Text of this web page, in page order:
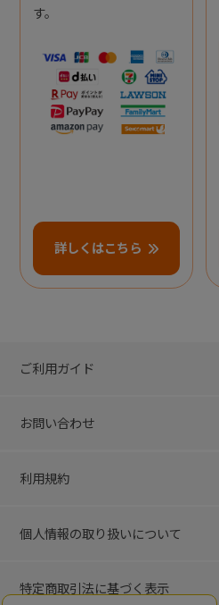
す。
詳しくはこちら
ご利用ガイド
お問い合わせ
利用規約
個人情報の取り扱いについて
特定商取引法に基づく表示